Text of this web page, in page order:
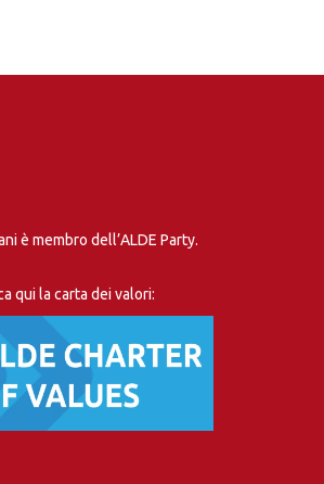
è membro dell’ALDE Party.
qui la carta dei valori: